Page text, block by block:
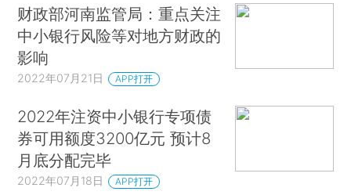
财政部河南监管局：重点关注
中小银行风险等对地方财政的
影响
2022年07月21日 APP打开
2022年注资中小银行专项债
券可用额度3200亿元 预计8
月底分配完毕
2022年07月18日 APP打开